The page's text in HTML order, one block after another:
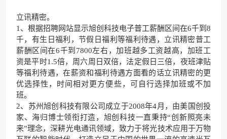
立讯精密。
1、根据招聘网站显示旭创科技电子普工薪酬区间在6千到8
千，有生日福利，节假日福利等福利待遇，立讯精密普工
薪酬区间在6千到7800左右，加班越多工资越高，加班工
资是平时1.5倍，周六周日双倍，法定假日三倍，夜班津贴
等福利待遇，在薪资和福利待遇方面看的话立讯精密的更
优选择性，时间相对更方便些，可自行选择加班或不加
班。
2、苏州旭创科技有限公司成立于2008年4月，由美国创投
家、海归博士领衔打造，旭创科技一直秉持“创新照亮未
来”理念，深耕光电通讯领域，致力于将光技术应用于万物